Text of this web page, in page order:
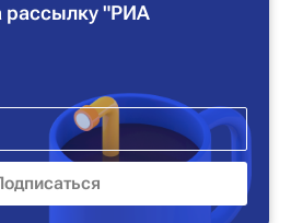
рассылку "РИА